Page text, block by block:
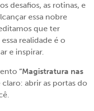
desafios, as rotinas, e
essa nobre
que ter
realidade é o
e inspirar.
“Magistratura nas
abrir as portas do